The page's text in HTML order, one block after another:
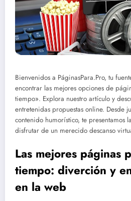
Bienvenidos a PáginasPara.Pro, tu
encontrar las mejores opciones de
tiempo». Explora nuestro artículo y
entretenidas propuestas online. Desde
contenido humorístico, te presentamos
disfrutar de un merecido descanso
Las mejores páginas
tiempo: diverción y
en la web